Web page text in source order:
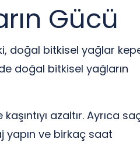
Gücü
doğal bitkisel yağlar
doğal bitkisel yağların
azaltır. Ayrıca
yapın ve birkaç saat